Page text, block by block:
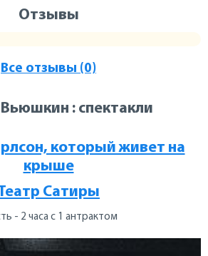
Отзывы
Все отзывы (0)
: спектакли
который живет на
крыше
Сатиры
- 2 часа с 1 антрактом